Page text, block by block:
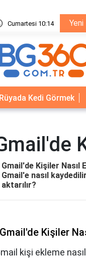
Cumartesi 10:14 Yeni
Çözümleri
Rüyada Kedi Görmek
Gmail'de Kişiler Nasıl
Gmail'e nasıl
aktarılır?
Gmail'de Kişiler
kişi ekleme